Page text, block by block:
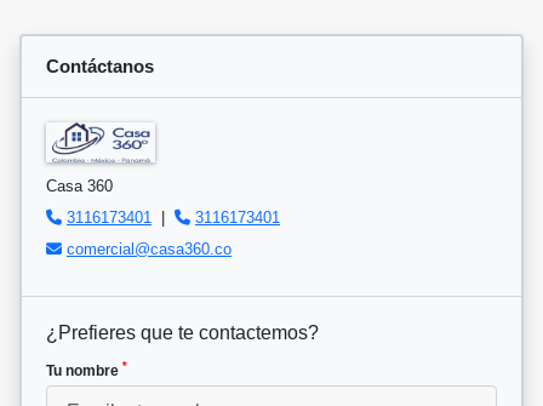
Contáctanos
Casa 360
3116173401
|
3116173401
comercial@casa360.co
¿Prefieres que te contactemos?
Tu nombre *